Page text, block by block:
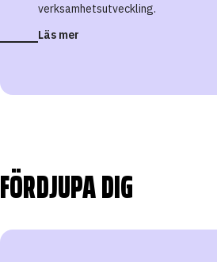
verksamhets­utveckling.
Läs mer